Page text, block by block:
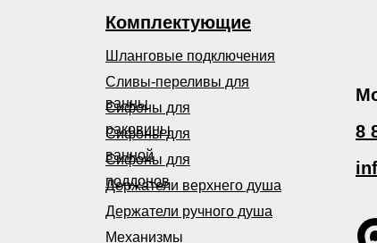
Сифоны для
поддонов
Держатели верхнего душа
Держатели ручного душа
Механизмы
Сливы-переливы для
ванны
Сифоны для
ванной
Шланговые подключения
Сифоны для
раковины
Комплектующие
8